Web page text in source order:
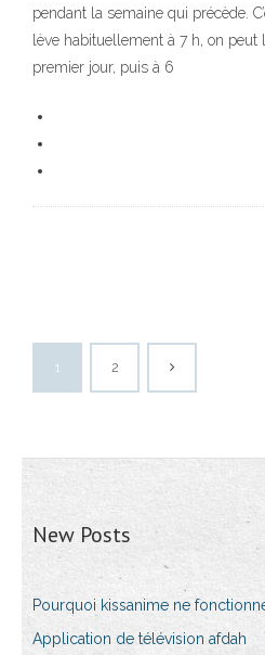
pendant la semaine qui précède.
lève habituellement à 7 h, on
premier jour, puis à 6
1 2
New Posts
Pourquoi kissanime ne
Application de télévision afdah